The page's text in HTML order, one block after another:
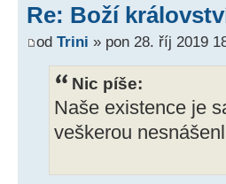
Re: Boží
od Trini » pon 28. říj 2019
Nic píše:
Naše existence je
veškerou